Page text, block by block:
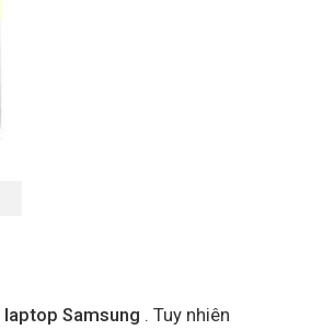
laptop Samsung . Tuy nhiên